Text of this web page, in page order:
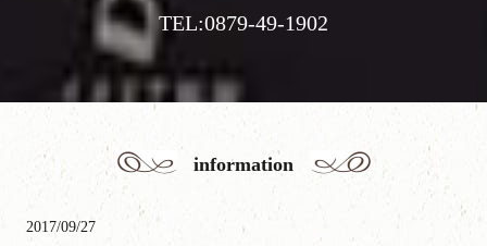
TEL:0879-49-1902
information
2017/09/27